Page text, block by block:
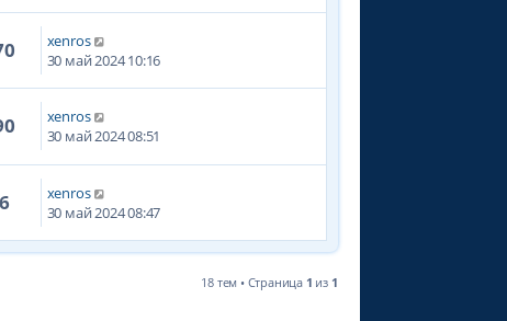
xenros
30 май 2024 10:16
xenros
30 май 2024 08:51
xenros
30 май 2024 08:47
18 тем • Страница 1 из 1